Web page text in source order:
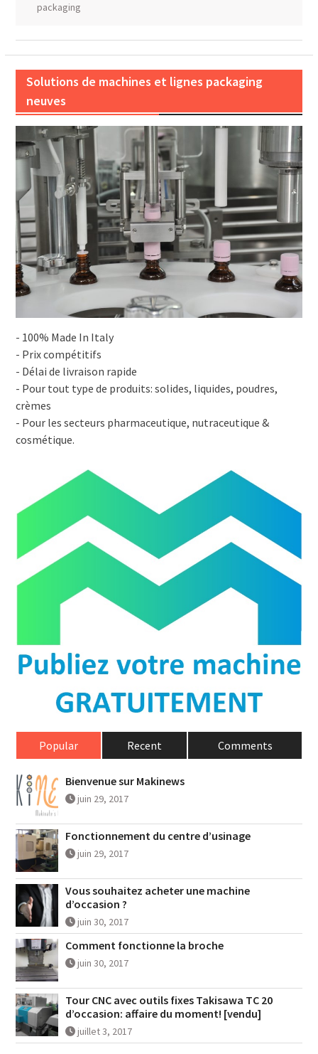
packaging
Solutions de machines et lignes packaging
neuves
- 100% Made In Italy
- Prix compétitifs
- Délai de livraison rapide
- Pour tout type de produits: solides, liquides, poudres,
crèmes
- Pour les secteurs pharmaceutique, nutraceutique &
cosmétique.
Popular Recent Comments
Bienvenue sur Makinews
juin 29, 2017
Fonctionnement du centre d’usinage
juin 29, 2017
Vous souhaitez acheter une machine
d’occasion ?
juin 30, 2017
Comment fonctionne la broche
juin 30, 2017
Tour CNC avec outils fixes Takisawa TC 20
d’occasion: affaire du moment! [vendu]
juillet 3, 2017